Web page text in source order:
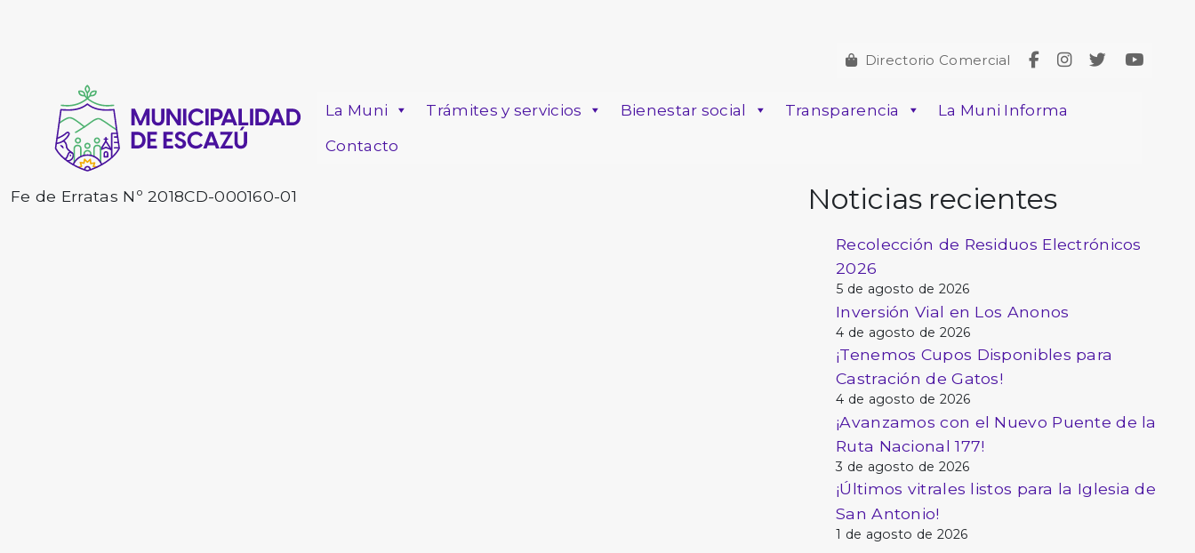
Directorio Comercial
La Muni Trámites y servicios Bienestar social Transparencia
La Muni Informa
Contacto
Fe de Erratas Nº 2018CD-000160-01 Noticias recientes
Recolección de Residuos Electrónicos
2026
5 de agosto de 2026
Inversión Vial en Los Anonos
4 de agosto de 2026
¡Tenemos Cupos Disponibles para
Castración de Gatos!
4 de agosto de 2026
¡Avanzamos con el Nuevo Puente de la
Ruta Nacional 177!
3 de agosto de 2026
¡Últimos vitrales listos para la Iglesia de
San Antonio!
1 de agosto de 2026